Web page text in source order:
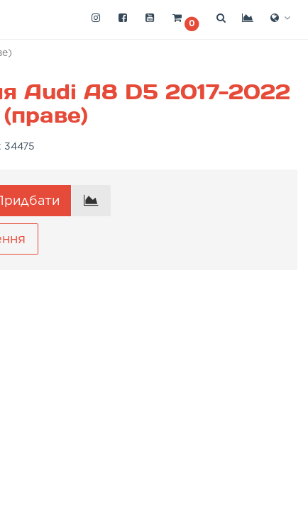
0
Audi A8 D5 2017-2022
34475